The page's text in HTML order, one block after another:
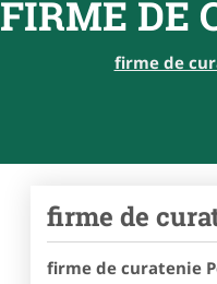
FIRME DE
firme de
firme de
firme de curatenie